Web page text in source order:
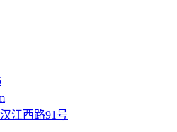
江西路91号